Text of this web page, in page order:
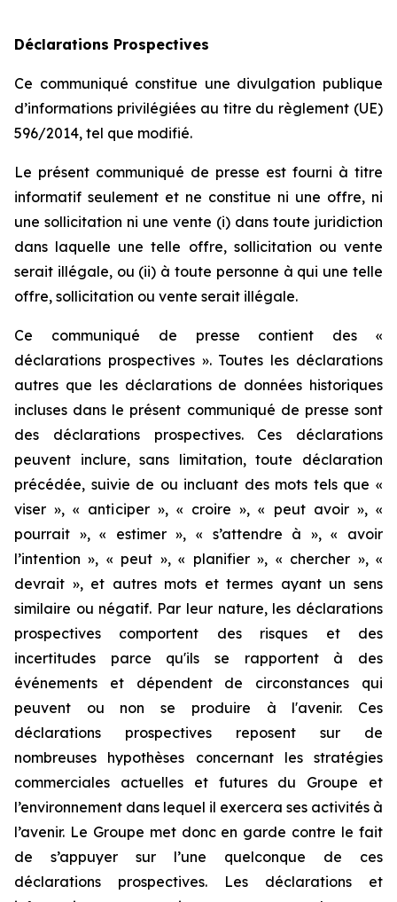
Déclarations Prospectives
Ce communiqué constitue une divulgation publique
d’informations privilégiées au titre du règlement (UE)
596/2014, tel que modifié.
Le présent communiqué de presse est fourni à titre
informatif seulement et ne constitue ni une offre, ni
une sollicitation ni une vente (i) dans toute juridiction
dans laquelle une telle offre, sollicitation ou vente
serait illégale, ou (ii) à toute personne à qui une telle
offre, sollicitation ou vente serait illégale.
Ce communiqué de presse contient des «
déclarations prospectives ». Toutes les déclarations
autres que les déclarations de données historiques
incluses dans le présent communiqué de presse sont
des déclarations prospectives. Ces déclarations
peuvent inclure, sans limitation, toute déclaration
précédée, suivie de ou incluant des mots tels que «
viser », « anticiper », « croire », « peut avoir », «
pourrait », « estimer », « s’attendre à », « avoir
l’intention », « peut », « planifier », « chercher », «
devrait », et autres mots et termes ayant un sens
similaire ou négatif. Par leur nature, les déclarations
prospectives comportent des risques et des
incertitudes parce qu'ils se rapportent à des
événements et dépendent de circonstances qui
peuvent ou non se produire à l'avenir. Ces
déclarations prospectives reposent sur de
nombreuses hypothèses concernant les stratégies
commerciales actuelles et futures du Groupe et
l’environnement dans lequel il exercera ses activités à
l’avenir. Le Groupe met donc en garde contre le fait
de s’appuyer sur l’une quelconque de ces
déclarations prospectives. Les déclarations et